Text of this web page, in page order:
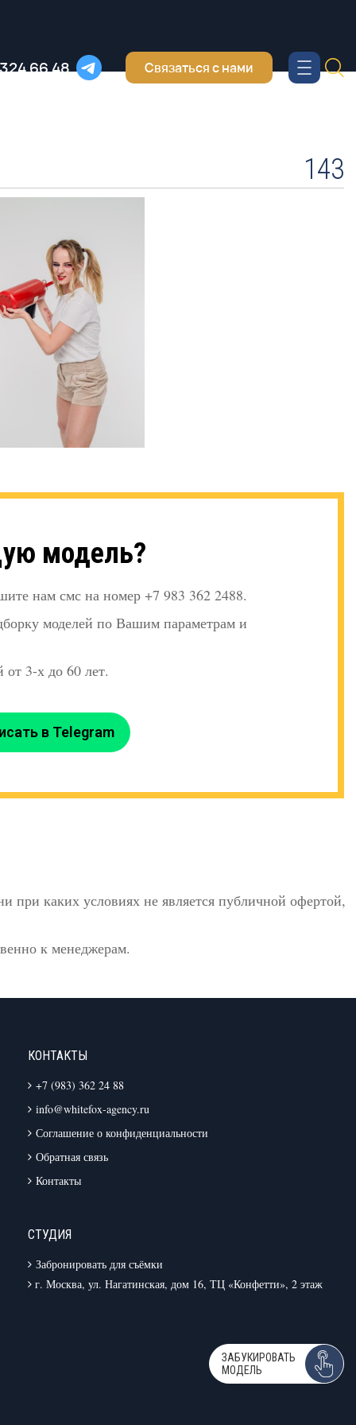
ЗАБУКИРОВАТЬ
МОДЕЛЬ
66 48 Связаться с нами
143
модель?
нам смс на номер +7 983 362 2488.
моделей по Вашим параметрам и
от 3-х до 60 лет.
в Telegram
каких условиях не является публичной офертой,
к менеджерам.
КОНТАКТЫ
+7 (983) 362 24 88
info@whitefox-agency.ru
Соглашение о конфиденциальности
Обратная связь
Контакты
СТУДИЯ
Забронировать для съёмки
г. Москва, ул. Нагатинская, дом 16, ТЦ «Конфетти», 2 этаж